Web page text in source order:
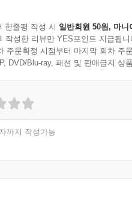
한줄평 작성 시 일반회원 50원, 마니
작성한 리뷰만 YES포인트 지급됩니
주문확정 시점부터 마지막 회차 주
DVD/Blu-ray, 패션 및 판매금지 상
까지 작성가능